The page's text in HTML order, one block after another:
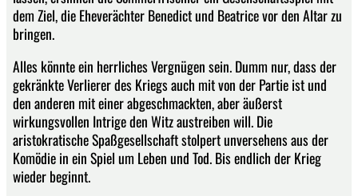
dem Ziel, die Eheverächter Benedict und Beatrice vor den Altar zu
bringen.
Alles könnte ein herrliches Vergnügen sein. Dumm nur, dass der
gekränkte Verlierer des Kriegs auch mit von der Partie ist und
den anderen mit einer abgeschmackten, aber äußerst
wirkungsvollen Intrige den Witz austreiben will. Die
aristokratische Spaßgesellschaft stolpert unversehens aus der
Komödie in ein Spiel um Leben und Tod. Bis endlich der Krieg
wieder beginnt.